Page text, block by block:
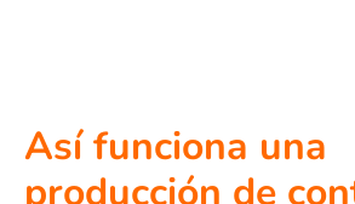
Así funciona una
producción de